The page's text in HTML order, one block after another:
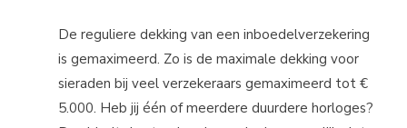
De reguliere dekking van een inboedelverzekering
is gemaximeerd. Zo is de maximale dekking voor
sieraden bij veel verzekeraars gemaximeerd tot €
5.000. Heb jij één of meerdere duurdere horloges?